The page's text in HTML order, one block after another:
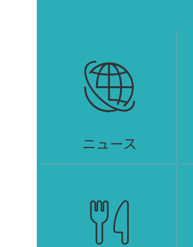
ニュース